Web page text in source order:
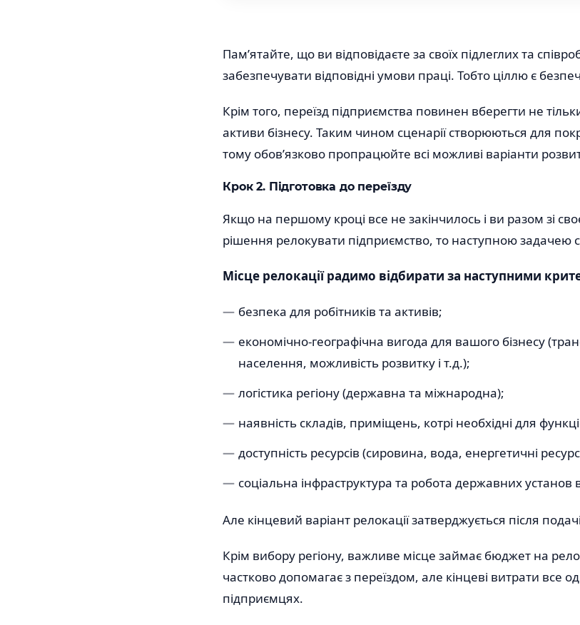
Пам’ятайте, що ви відповідаєте за своїх підлеглих та
забезпечувати відповідні умови праці. Тобто ціллю є
Крім того, переїзд підприємства повинен вберегти не
активи бізнесу. Таким чином сценарії створюються для
тому обов’язково пропрацюйте всі можливі варіанти
Крок 2. Підготовка до переїзду
Якщо на першому кроці все не закінчилось і ви разом зі
рішення релокувати підприємство, то наступною задачею
Місце релокації радимо відбирати за наступними
безпека для робітників та активів;
економічно-географічна вигода для вашого бізнесу
населення, можливість розвитку і т.д.);
логістика регіону (державна та міжнародна);
наявність складів, приміщень, котрі необхідні для
доступність ресурсів (сировина, вода, енергетичні
соціальна інфраструктура та робота державних установ в
Але кінцевий варіант релокації затверджується після
Крім вибору регіону, важливе місце займає бюджет на
частково допомагає з переїздом, але кінцеві витрати все
підприємцях.